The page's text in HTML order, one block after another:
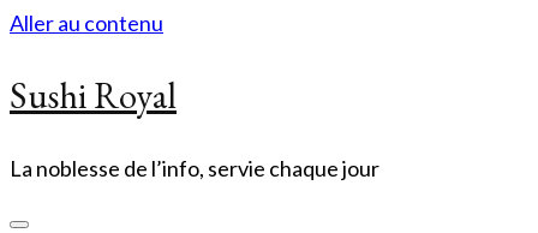
Aller au contenu
Sushi Royal
La noblesse de l’info, servie chaque jour